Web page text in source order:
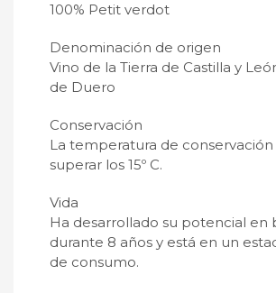
100% Petit verdot
Denominación de origen
Vino de la Tierra de Castilla y
de Duero
Conservación
La temperatura de
superar los 15º C.
Vida
Ha desarrollado su potencial en
durante 8 años y está en un
de consumo.